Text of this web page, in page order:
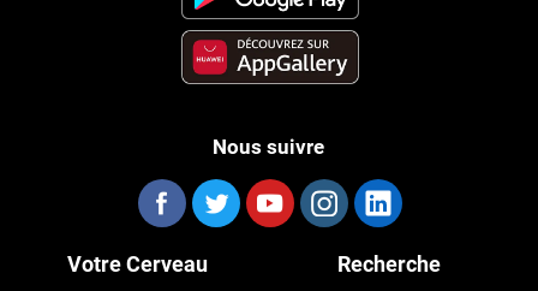
Nous suivre
Votre Cerveau Recherche